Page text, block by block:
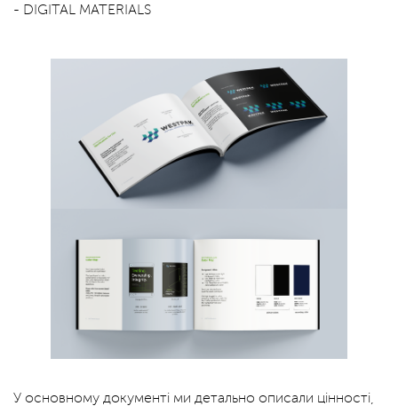
- DIGITAL MATERIALS
У основному документі ми детально описали цінності,